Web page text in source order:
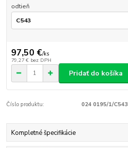
odtieň
97,50 €/ks
79,27 € bez DPH
Pridať do košíka
Číslo produktu: 024 0195/1/C543
Kompletné špecifikácie